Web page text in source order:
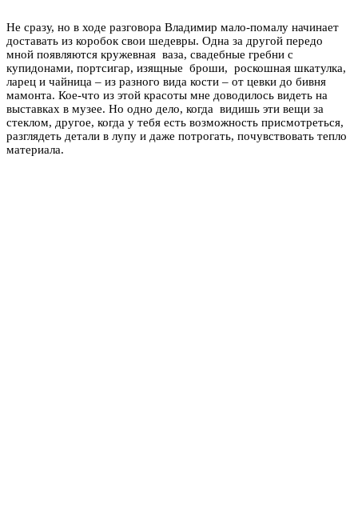
Не сразу, но в ходе разговора Владимир мало-помалу начинает
доставать из коробок свои шедевры. Одна за другой передо
мной появляются кружевная ваза, свадебные гребни с
купидонами, портсигар, изящные броши, роскошная шкатулка,
ларец и чайница – из разного вида кости – от цевки до бивня
мамонта. Кое-что из этой красоты мне доводилось видеть на
выставках в музее. Но одно дело, когда видишь эти вещи за
стеклом, другое, когда у тебя есть возможность присмотреться,
разглядеть детали в лупу и даже потрогать, почувствовать тепло
материала.